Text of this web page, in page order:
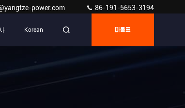
power.com 86-191-5653-3194
Korean 따옴표